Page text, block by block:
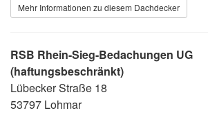
Mehr Informationen zu diesem Dachdecker
RSB Rhein-Sieg-Bedachungen UG
(haftungsbeschränkt)
Lübecker Straße 18
53797 Lohmar